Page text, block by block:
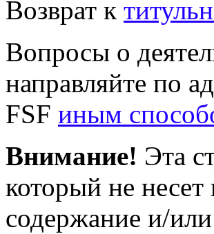
Возврат к
Вопросы о
направляйте по
FSF иным
Внимание! Эта
который не несет
содержание и/